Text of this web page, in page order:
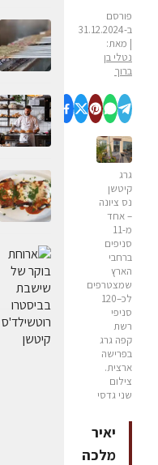
פורסם
ב-31.12.2024
| מאת:
נטלי בן
ברוך
גרג
קיטשן
נס ציונה
– אחד
מ-11
סניפים
ברחבי
הארץ
שמצטרפים
לכ–120
סניפי
רשת
קפה גרג
בפרישה
ארצית.
צילום
שני גדסי
יאיר
מלכה